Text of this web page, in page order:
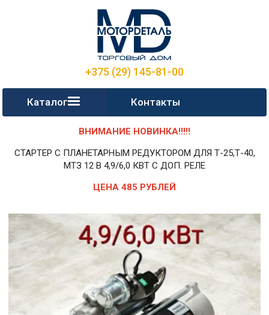
+375 (29) 145-81-00
Каталог Контакты
ВНИМАНИЕ НОВИНКА!!!!!
СТАРТЕР С ПЛАНЕТАРНЫМ РЕДУКТОРОМ ДЛЯ Т-25,Т-40,
МТЗ 12 В 4,9/6,0 КВТ С ДОП. РЕЛЕ
ЦЕНА 485 РУБЛЕЙ